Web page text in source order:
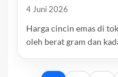
4 Juni 2026
Harga cincin emas di
oleh berat gram dan